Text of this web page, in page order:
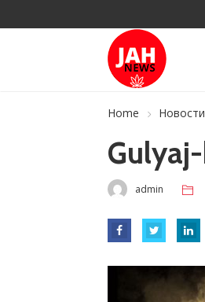
Home
admin